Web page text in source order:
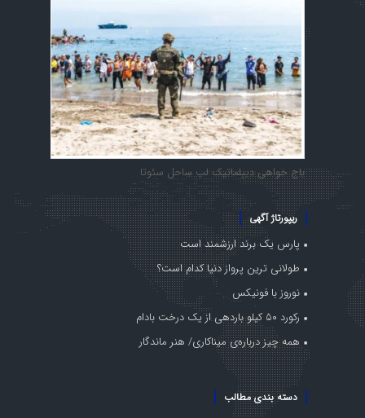
باج خواهی دیپلماتیک لب ساحل سئوتا
ریپورتاژ آگهی
پارس یک برند ارزشمند است
طولانی ترین پرواز دنیا کدام است؟
نوروز با فونیکس
رکورد ۵۰ کیلو باردهی از یک درخت بادام
همه چیز درباره‌ی میناکاری/ هنر ماندگار
دسته بندی مطالب